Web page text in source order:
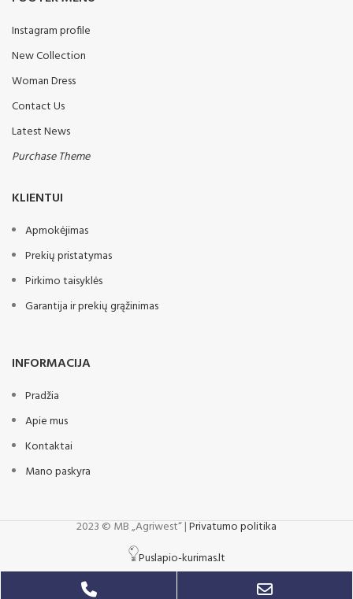
Instagram profile
New Collection
Woman Dress
Contact Us
Latest News
Purchase Theme
KLIENTUI
Apmokėjimas
Prekių pristatymas
Pirkimo taisyklės
Garantija ir prekių grąžinimas
INFORMACIJA
Pradžia
Apie mus
Kontaktai
Mano paskyra
2023 © MB „Agriwest“ |Privatumo politika
Puslapio-kurimas.lt